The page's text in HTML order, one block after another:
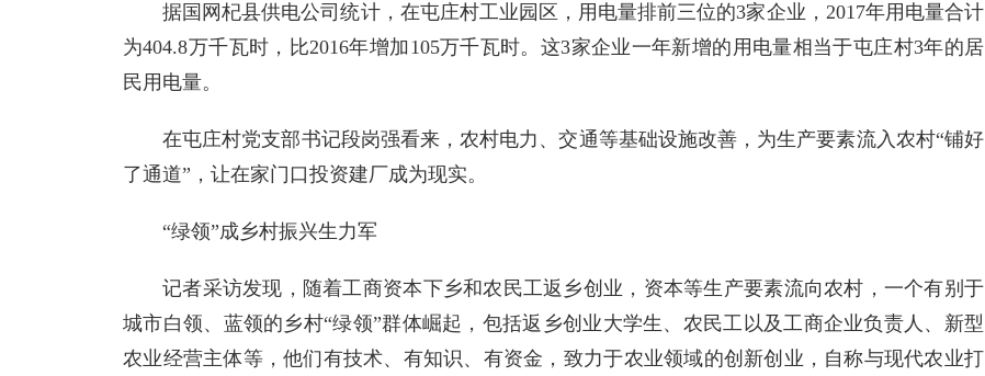
据国网杞县供电公司统计，在屯庄村工业园区，用电量排前三位的3家企业，2017年用电量合计
为404.8万千瓦时，比2016年增加105万千瓦时。这3家企业一年新增的用电量相当于屯庄村3年的居
民用电量。
在屯庄村党支部书记段岗强看来，农村电力、交通等基础设施改善，为生产要素流入农村“铺好
了通道”，让在家门口投资建厂成为现实。
“绿领”成乡村振兴生力军
记者采访发现，随着工商资本下乡和农民工返乡创业，资本等生产要素流向农村，一个有别于
城市白领、蓝领的乡村“绿领”群体崛起，包括返乡创业大学生、农民工以及工商企业负责人、新型
农业经营主体等，他们有技术、有知识、有资金，致力于农业领域的创新创业，自称与现代农业打